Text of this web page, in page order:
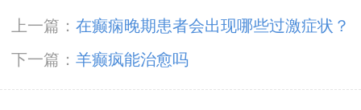
上一篇： 在癫痫晚期患者会出现哪些过激症状？
下一篇： 羊癫疯能治愈吗